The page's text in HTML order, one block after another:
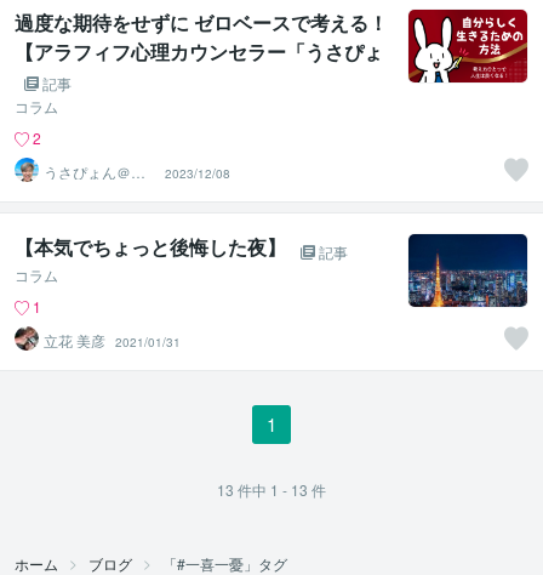
過度な期待をせずに ゼロベースで考える！
【アラフィフ心理カウンセラー「うさぴょ
ん」のココナラ電話相談】
記事
コラム
2
うさぴょん＠癒
し系アラフィフ
心寄り添い人
2023/12/08
【本気でちょっと後悔した夜】
記事
コラム
1
立花 美彦 2021/01/31
1
13 件中 1 - 13 件
ホーム ブログ 「#一喜一憂」タグ